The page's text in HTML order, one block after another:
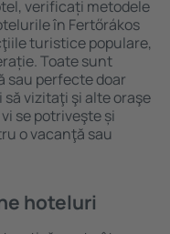
verificați metodele
în Fertőrákos
turistice populare,
Toate sunt
sau perfecte doar
vizitaţi şi alte oraşe
se potriveşte și
o vacanţă sau
hoteluri